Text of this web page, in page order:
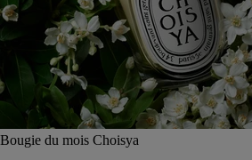
Bougie du mois Choisya